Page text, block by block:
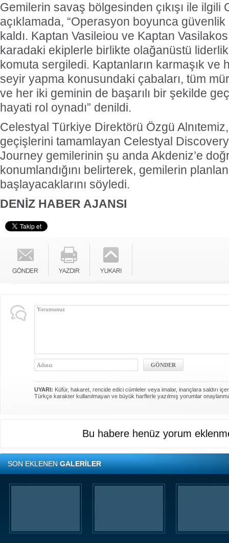
Gemilerin savaş bölgesinden çıkışı ile ilgili
açıklamada, “Operasyon boyunca
kaldı. Kaptan Vasileiou ve Kaptan
karadaki ekiplerle birlikte olağanüstü
komuta sergiledi. Kaptanların karmaşık ve
seyir yapma konusundaki çabaları, tüm
ve her iki geminin de başarılı bir şekilde
hayati rol oynadı” denildi.
Celestyal Türkiye Direktörü Özgü
geçişlerini tamamlayan Celestyal
Journey gemilerinin şu anda Akdeniz’e
konumlandığını belirterek, gemilerin
başlayacaklarını söyledi.
DENİZ HABER AJANSI
UYARI: Küfür, hakaret, rencide edici cümleler veya imalar, inançlara saldırı
Türkçe karakter kullanılmayan ve büyük harflerle yazılmış yorumlar
Bu habere henüz yorum
SON EKLENENGALERİLER